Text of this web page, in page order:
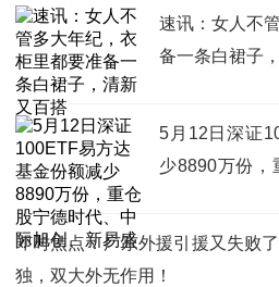
速讯：女人不
备一条白裙子
5月12日深证
少8890万份，
即时焦点：广东外援引援又失败
独，双大外无作用！